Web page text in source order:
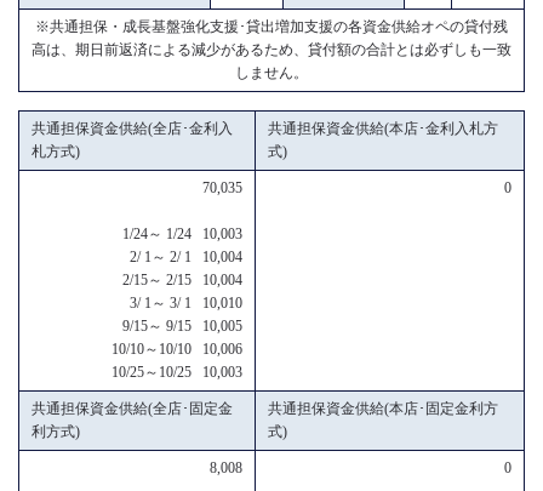
※共通担保・成長基盤強化支援･貸出増加支援の各資金供給オペの貸付残
高は、期日前返済による減少があるため、貸付額の合計とは必ずしも一致
しません。
共通担保資金供給(全店･金利入
札方式)
共通担保資金供給(本店･金利入札方
式)
70,035
1/24～ 1/24 10,003
2/ 1～ 2/ 1 10,004
2/15～ 2/15 10,004
3/ 1～ 3/ 1 10,010
9/15～ 9/15 10,005
10/10～10/10 10,006
10/25～10/25 10,003
0
共通担保資金供給(全店･固定金
利方式)
共通担保資金供給(本店･固定金利方
式)
8,008 0